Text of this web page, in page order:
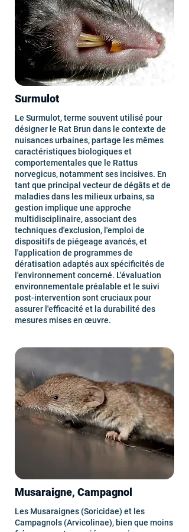
Surmulot
Le Surmulot, terme souvent utilisé pour
désigner le Rat Brun dans le contexte de
nuisances urbaines, partage les mêmes
caractéristiques biologiques et
comportementales que le Rattus
norvegicus, notamment ses incisives. En
tant que principal vecteur de dégâts et de
maladies dans les milieux urbains, sa
gestion implique une approche
multidisciplinaire, associant des
techniques d'exclusion, l'emploi de
dispositifs de piégeage avancés, et
l'application de programmes de
dératisation adaptés aux spécificités de
l'environnement concerné. L'évaluation
environnementale préalable et le suivi
post-intervention sont cruciaux pour
assurer l'efficacité et la durabilité des
mesures mises en œuvre.
Musaraigne, Campagnol
Les Musaraignes (Soricidae) et les
Campagnols (Arvicolinae), bien que moins